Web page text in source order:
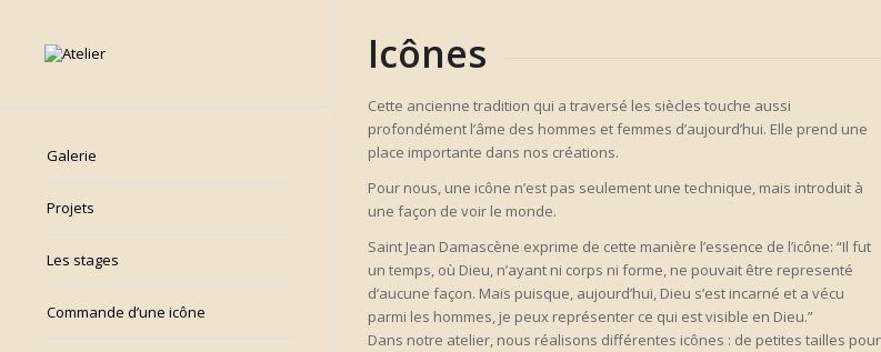
Galerie
Projets
Les stages
Commande d’une icône
Icônes
Cette ancienne tradition qui a traversé les siècles touche aussi
profondément l’âme des hommes et femmes d’aujourd’hui. Elle prend une
place importante dans nos créations.
Pour nous, une icône n’est pas seulement une technique, mais introduit à
une façon de voir le monde.
Saint Jean Damascène exprime de cette manière l’essence de l’icône: “Il fut
un temps, où Dieu, n’ayant ni corps ni forme, ne pouvait être representé
d’aucune façon. Mais puisque, aujourd’hui, Dieu s’est incarné et a vécu
parmi les hommes, je peux représenter ce qui est visible en Dieu.”
Dans notre atelier, nous réalisons différentes icônes : de petites tailles pour